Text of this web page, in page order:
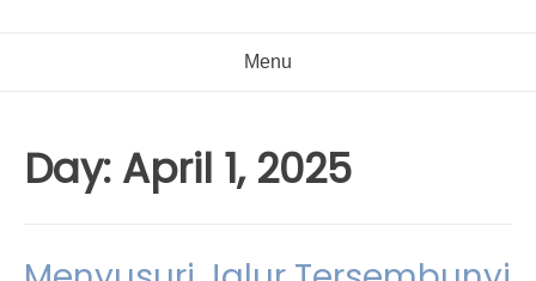
Menu
Day: April 1, 2025